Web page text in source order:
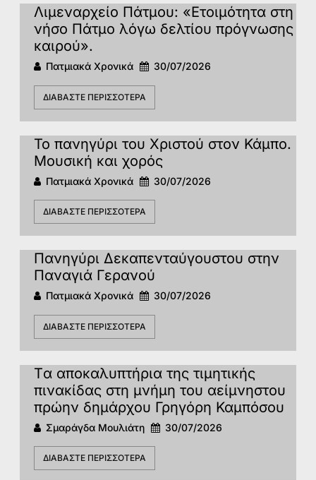
Λιμεναρχείο Πάτμου: «Ετοιμότητα στη
νήσο Πάτμο λόγω δελτίου πρόγνωσης
καιρού».
Πατμιακά Χρονικά 30/07/2026
ΔΙΑΒΆΣΤΕ ΠΕΡΙΣΣΌΤΕΡΑ
Το πανηγύρι του Χριστού στον Κάμπο.
Μουσική και χορός
Πατμιακά Χρονικά 30/07/2026
ΔΙΑΒΆΣΤΕ ΠΕΡΙΣΣΌΤΕΡΑ
Πανηγύρι Δεκαπενταύγουστου στην
Παναγιά Γερανού
Πατμιακά Χρονικά 30/07/2026
ΔΙΑΒΆΣΤΕ ΠΕΡΙΣΣΌΤΕΡΑ
Tα αποκαλυπτήρια της τιμητικής
πινακίδας στη μνήμη του αείμνηστου
πρώην δημάρχου Γρηγόρη Καμπόσου
Σμαράγδα Μουλιάτη 30/07/2026
ΔΙΑΒΆΣΤΕ ΠΕΡΙΣΣΌΤΕΡΑ